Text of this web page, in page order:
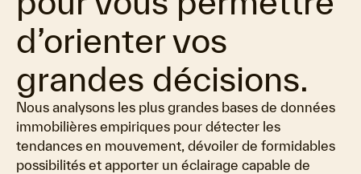
d’orienter vos
grandes décisions.
Nous analysons les plus grandes bases de données
immobilières empiriques pour détecter les
tendances en mouvement, dévoiler de formidables
possibilités et apporter un éclairage capable de